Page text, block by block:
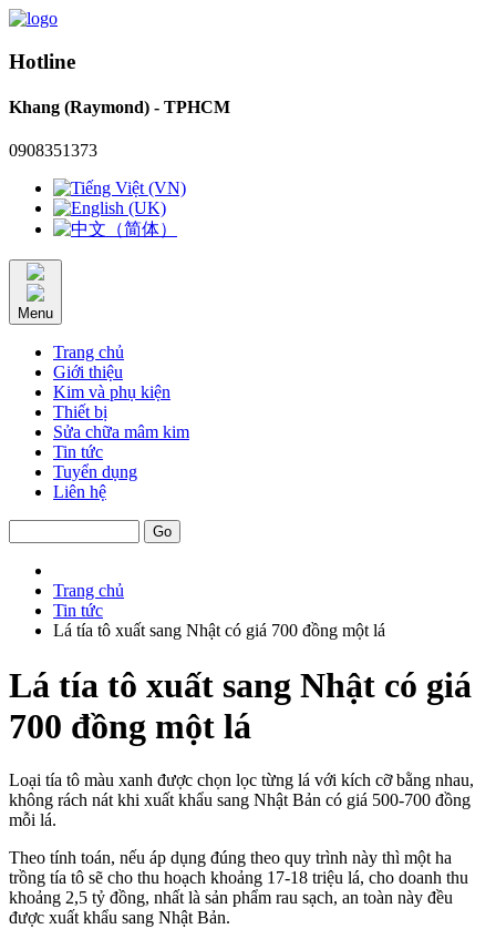
Hotline
Khang (Raymond) - TPHCM
0908351373
Menu
Trang chủ
Giới thiệu
Kim và phụ kiện
Thiết bị
Sửa chữa mâm kim
Tin tức
Tuyển dụng
Liên hệ
Trang chủ
Tin tức
Lá tía tô xuất sang Nhật có giá 700 đồng một lá
Lá tía tô xuất sang Nhật có giá
700 đồng một lá
Loại tía tô màu xanh được chọn lọc từng lá với kích cỡ bằng nhau,
không rách nát khi xuất khẩu sang Nhật Bản có giá 500-700 đồng
mỗi lá.
Theo tính toán, nếu áp dụng đúng theo quy trình này thì một ha
trồng tía tô sẽ cho thu hoạch khoảng 17-18 triệu lá, cho doanh thu
khoảng 2,5 tỷ đồng, nhất là sản phẩm rau sạch, an toàn này đều
được xuất khẩu sang Nhật Bản.